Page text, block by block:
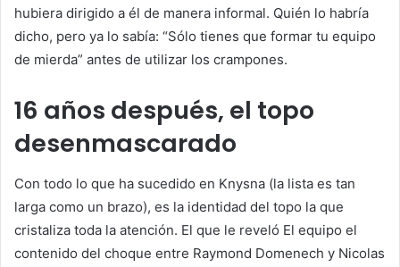
hubiera dirigido a él de manera informal. Quién lo habría
dicho, pero ya lo sabía: “Sólo tienes que formar tu equipo
de mierda” antes de utilizar los crampones.
16 años después, el topo
desenmascarado
Con todo lo que ha sucedido en Knysna (la lista es tan
larga como un brazo), es la identidad del topo la que
cristaliza toda la atención. El que le reveló El equipo el
contenido del choque entre Raymond Domenech y Nicolas